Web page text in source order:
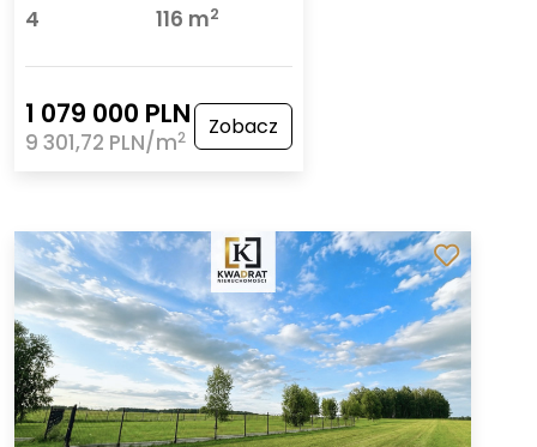
4
116 m2
1 079 000 PLN
9 301,72 PLN/m2 Zobacz